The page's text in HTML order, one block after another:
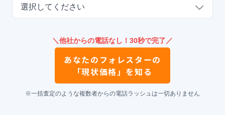
選択してください
＼他社からの電話なし！30秒で完了／
あなたの フォレスターの
「現状価格」を知る
※一括査定のような複数者からの電話ラッシュは一切ありません